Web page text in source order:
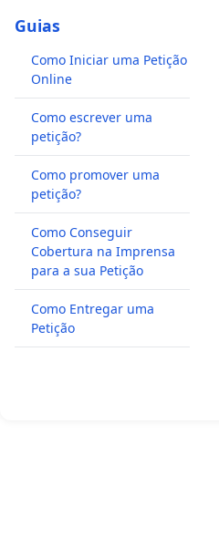
Guias
Como Iniciar uma Petição
Online
Como escrever uma
petição?
Como promover uma
petição?
Como Conseguir
Cobertura na Imprensa
para a sua Petição
Como Entregar uma
Petição